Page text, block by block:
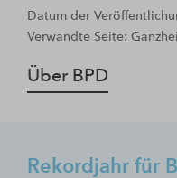
Datum der
Verwandte Seite:
Über BPD
Rekordjahr für